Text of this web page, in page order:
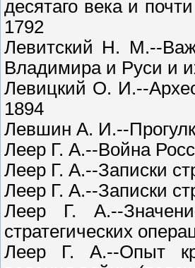
десятаго века и
1792
Левитский Н. М.--
Владимира и Руси и
Левицкий О. И.--
1894
Левшин А. И.--
Леер Г. А.--Война
Леер Г. А.--Записки
Леер Г. А.--Записки
Леер Г. А.--
стратегических
Леер Г. А.--Опыт